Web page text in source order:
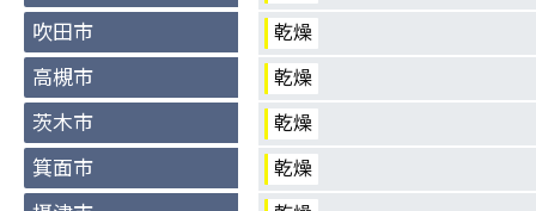
吹田市 乾燥
高槻市 乾燥
茨木市 乾燥
箕面市 乾燥